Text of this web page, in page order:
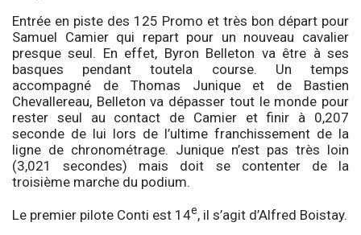
Entrée en piste des 125 Promo et très bon départ pour
Samuel Camier qui repart pour un nouveau cavalier
presque seul. En effet, Byron Belleton va être à ses
basques pendant toutela course. Un temps
accompagné de Thomas Junique et de Bastien
Chevallereau, Belleton va dépasser tout le monde pour
rester seul au contact de Camier et finir à 0,207
seconde de lui lors de l’ultime franchissement de la
ligne de chronométrage. Junique n’est pas très loin
(3,021 secondes) mais doit se contenter de la
troisième marche du podium.
Le premier pilote Conti est 14e, il s’agit d’Alfred Boistay.